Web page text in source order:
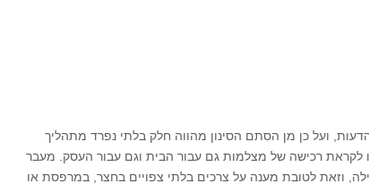
ועל כן מן הסתם הסינון מהווה חלק בלתי נפרד מתהליך
לקראת רכישה של מצלמות גם עבור הבית וגם עבור העסק. מעבר
וזאת לטובת מענה על צרכים בלתי צפויים בחצר, במרפסת או